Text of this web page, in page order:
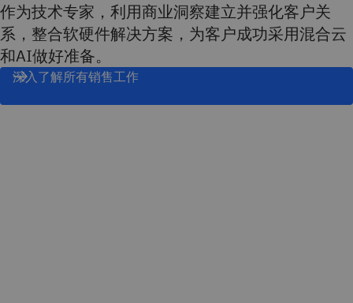
作为技术专家，利用商业洞察建立并强化客户关
系，整合软硬件解决方案，为客户成功采用混合云
和AI做好准备。
深入了解所有销售工作